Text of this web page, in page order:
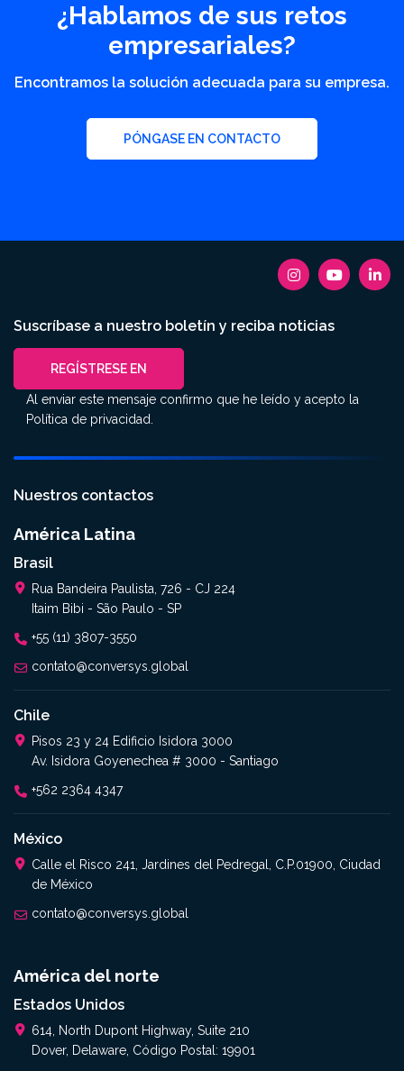
¿Hablamos de sus retos
empresariales?
Encontramos la solución adecuada para su empresa.
PÓNGASE EN CONTACTO
Suscríbase a nuestro boletín y reciba noticias
REGÍSTRESE EN
Al enviar este mensaje confirmo que he leído y acepto la
Política de privacidad.
Nuestros contactos
América Latina
Brasil
Rua Bandeira Paulista, 726 - CJ 224
Itaim Bibi - São Paulo - SP
+55 (11) 3807-3550
contato@conversys.global
Chile
Pisos 23 y 24 Edificio Isidora 3000
Av. Isidora Goyenechea # 3000 - Santiago
+562 2364 4347
México
Calle el Risco 241, Jardines del Pedregal, C.P.01900, Ciudad
de México
contato@conversys.global
América del norte
Estados Unidos
614, North Dupont Highway, Suite 210
Dover, Delaware, Código Postal: 19901